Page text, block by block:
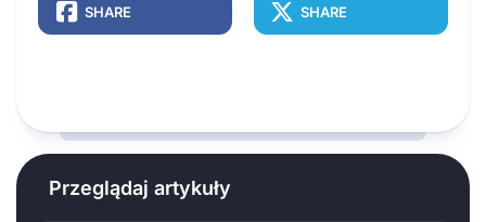
SHARE SHARE
Przeglądaj artykuły